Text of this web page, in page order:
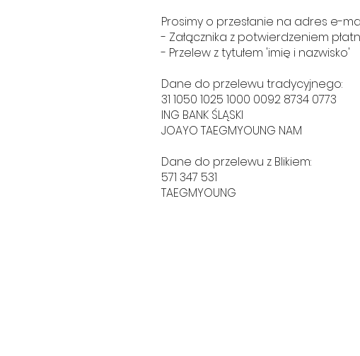
Prosimy o przesłanie na adres e-
- Załącznika z potwierdzeniem
- Przelew z tytułem 'imię i nazwisko'
Dane do przelewu tradycyjnego:
31 1050 1025 1000 0092 8734 0773
ING BANK ŚLĄSKI
JOAYO TAEGMYOUNG NAM
Dane do przelewu z Blikiem:
571 347 531
TAEGMYOUNG